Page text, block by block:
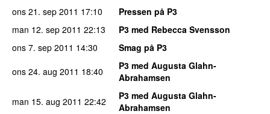
ons 21. sep 2011 17:10
Pressen på P3
man 12. sep 2011 22:13
P3 med Rebecca Svensson
ons 7. sep 2011 14:30
Smag på P3
ons 24. aug 2011 18:40
P3 med Augusta Glahn-
Abrahamsen
man 15. aug 2011 22:42
P3 med Augusta Glahn-
Abrahamsen